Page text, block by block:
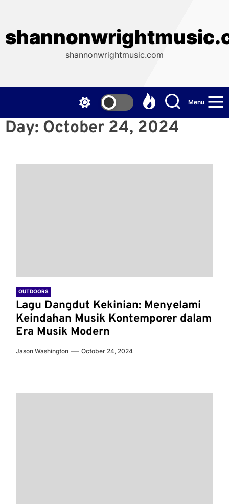
content
shannonwrightmusic.com
Menu
Day: October 24, 2024
OUTDOORS
Lagu Dangdut Kekinian: Menyelami
Keindahan Musik Kontemporer dalam
Era Musik Modern
Jason Washington October 24, 2024